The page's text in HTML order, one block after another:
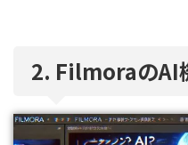
2. FilmoraのAI